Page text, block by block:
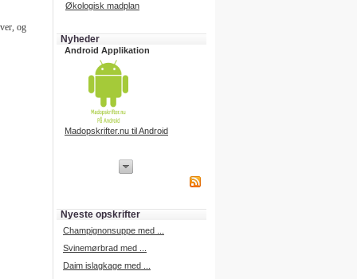
og
Økologisk madplan
Nyheder
Android Applikation
Madopskrifter.nu til Android
iPhone udvikling
Nyeste opskrifter
Champignonsuppe med ...
Svinemørbrad med ...
Daim islagkage med ...